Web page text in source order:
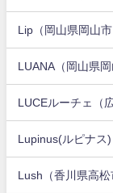
Lip（岡山県岡山市
LUANA（岡山県岡
LUCEルーチェ（
Lupinus(ルピナス)
Lush（香川県高松